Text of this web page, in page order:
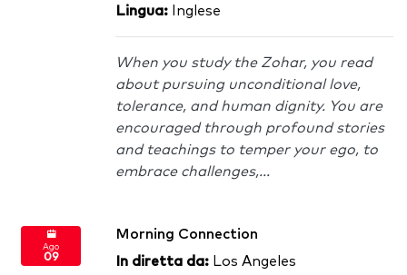
Lingua: Inglese
When you study the Zohar, you read
about pursuing unconditional love,
tolerance, and human dignity. You are
encouraged through profound stories
and teachings to temper your ego, to
embrace challenges,...
Ago
09
Morning Connection
In diretta da: Los Angeles